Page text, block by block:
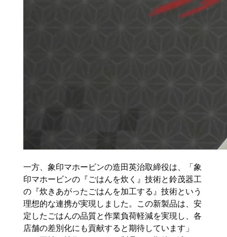
一方、象印マホービンの造田英治取締役は、「象
印マホービンの『ごはんを炊く』技術と鈴茂器工
の『炊きあがったごはんを加工する』技術という
理想的な連携が実現しました。この新製品は、安
定したごはんの品質と作業負荷軽減を実現し、各
店舗の差別化にも貢献すると期待しています」